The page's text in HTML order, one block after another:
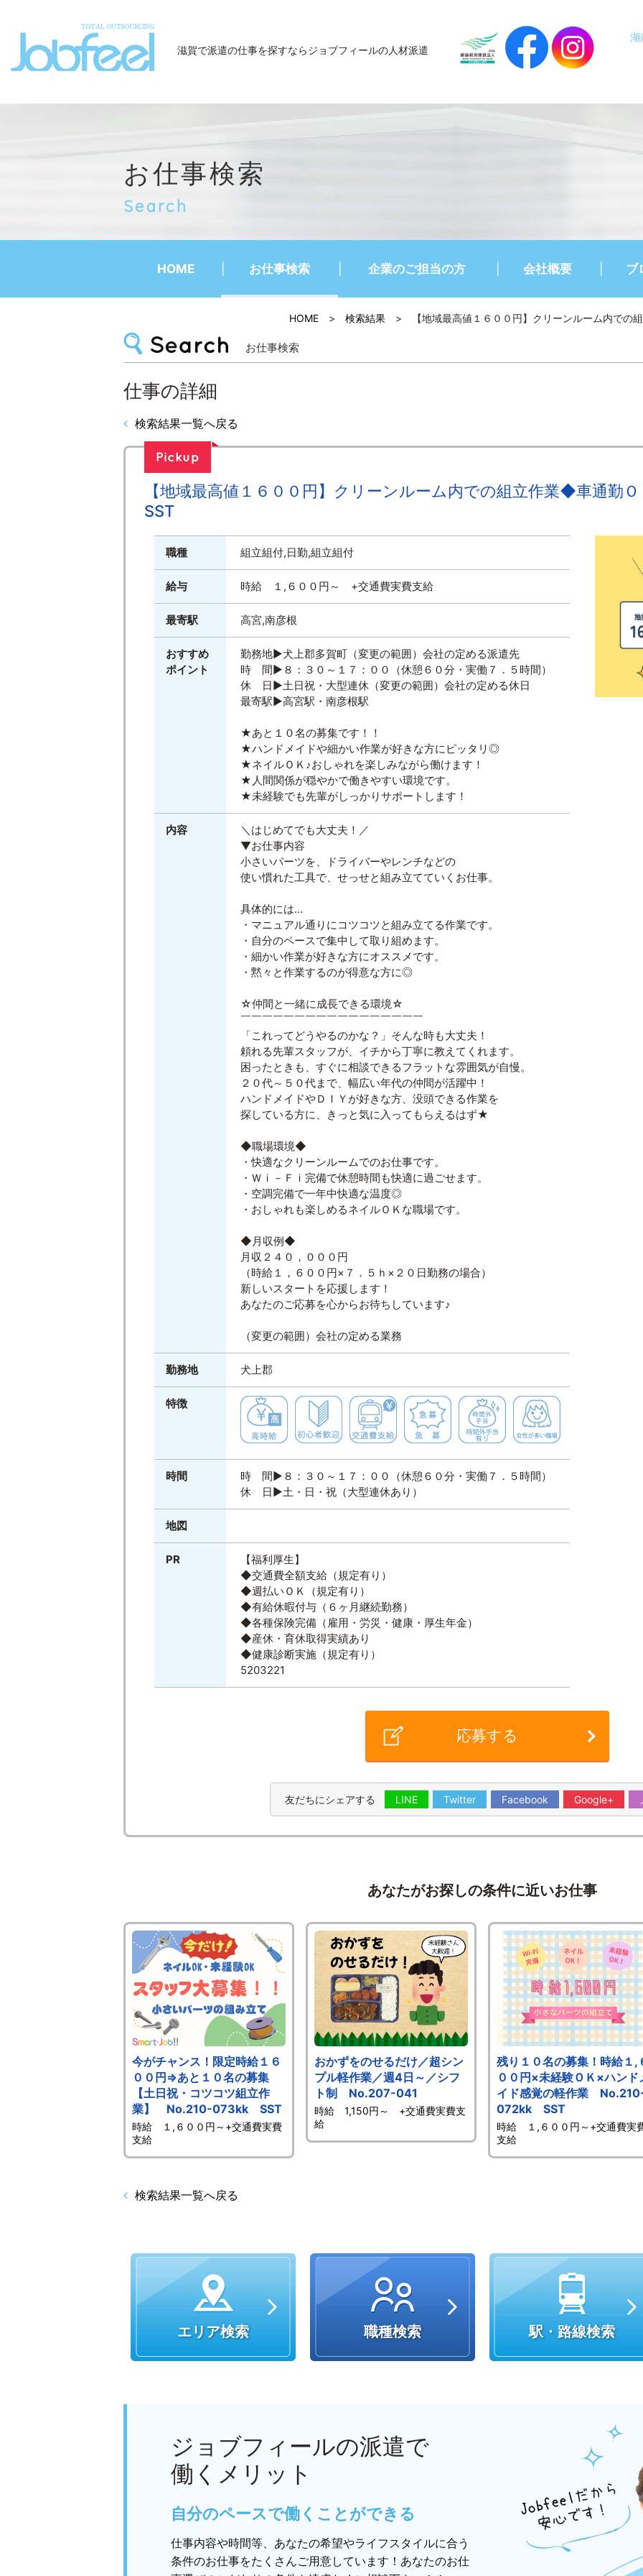
滋賀で派遣の仕事を探すならジョブフィールの人材派遣
湖
お仕事検索
Search
HOME お仕事検索 企業のご担当の方 会社概要 ブ
HOME > 検索結果 > 【地域最高値１６００円】クリーンルーム内
お仕事検索
仕事の詳細
検索結果一覧へ戻る
【地域最高値１６００円】クリーンルーム内での組立作業◆車通
SST
職種 組立組付,日勤,組立組付
給与 時給 １,６００円～ +交通費実費支給
最寄駅 高宮,南彦根
おすすめ
ポイント
勤務地▶犬上郡多賀町（変更の範囲）会社の定める派遣先
時 間▶８：３０～１７：００（休憩６０分・実働７．５時間）
休 日▶土日祝・大型連休（変更の範囲）会社の定める休日
最寄駅▶高宮駅・南彦根駅
★あと１０名の募集です！！
★ハンドメイドや細かい作業が好きな方にピッタリ◎
★ネイルＯＫ♪おしゃれを楽しみながら働けます！
★人間関係が穏やかで働きやすい環境です。
★未経験でも先輩がしっかりサポートします！
内容
＼はじめてでも大丈夫！／
▼お仕事内容
小さいパーツを、ドライバーやレンチなどの
使い慣れた工具で、せっせと組み立てていくお仕事。
具体的には…
・マニュアル通りにコツコツと組み立てる作業です。
・自分のペースで集中して取り組めます。
・細かい作業が好きな方にオススメです。
・黙々と作業するのが得意な方に◎
☆仲間と一緒に成長できる環境☆
￣￣￣￣￣￣￣￣￣￣￣￣￣￣￣￣￣
「これってどうやるのかな？」そんな時も大丈夫！
頼れる先輩スタッフが、イチから丁寧に教えてくれます。
困ったときも、すぐに相談できるフラットな雰囲気が自慢。
２０代～５０代まで、幅広い年代の仲間が活躍中！
ハンドメイドやＤＩＹが好きな方、没頭できる作業を
探している方に、きっと気に入ってもらえるはず★
◆職場環境◆
・快適なクリーンルームでのお仕事です。
・Ｗｉ－Ｆｉ完備で休憩時間も快適に過ごせます。
・空調完備で一年中快適な温度◎
・おしゃれも楽しめるネイルＯＫな職場です。
◆月収例◆
月収２４０，０００円
（時給１，６００円×７．５ｈ×２０日勤務の場合）
新しいスタートを応援します！
あなたのご応募を心からお待ちしています♪
（変更の範囲）会社の定める業務
勤務地 犬上郡
特徴 高時給 初心者歓迎交通費支給 急募 時間外手当有り
時間
時 間▶８：３０～１７：００（休憩６０分・実働７．５時間）
休 日▶土・日・祝（大型連休あり）
地図
PR
【福利厚生】
◆交通費全額支給（規定有り）
◆週払いＯＫ（規定有り）
◆有給休暇付与（６ヶ月継続勤務）
◆各種保険完備（雇用・労災・健康・厚生年金）
◆産休・育休取得実績あり
◆健康診断実施（規定有り）
5203221
応募する
友だちにシェアする LINE Twitter Facebook Google+
あなたがお探しの条件に近いお仕事
今がチャンス！限定時給１６
００円⇒あと１０名の募集
【土日祝・コツコツ組立作
業】 No.210-073kk SST
時給 １,６００円～+交通費実費
支給
おかずをのせるだけ／超シン
プル軽作業／週4日～／シフ
ト制 No.207-041
時給 1,150円～ +交通費実費支
給
残り１０名の募集！時給１,
００円×未経験ＯＫ×ハンド
イド感覚の軽作業
072kk SST
時給 １,６００円～+交通費実
支給
検索結果一覧へ戻る
エリア検索 職種検索 駅・路線検索
ジョブフィールの派遣で
働くメリット
自分のペースで働くことができる
仕事内容や時間等、あなたの希望やライフスタイルに合う
条件のお仕事をたくさんご用意しています！あなたのお仕